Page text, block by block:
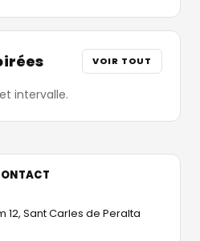
VOIR TOUT
intervalle.
12, Sant Carles de Peralta